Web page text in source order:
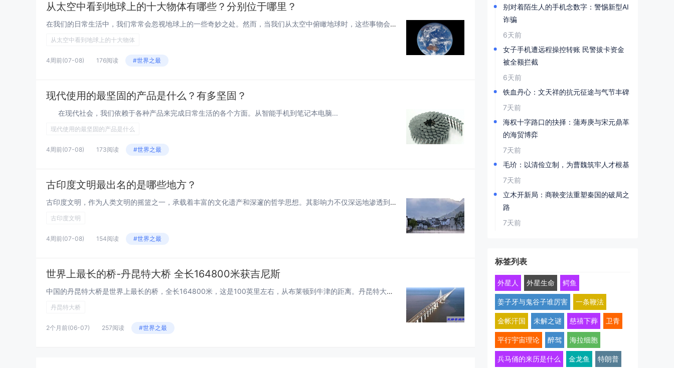
从太空中看到地球上的十大物体有哪些？分别位于哪里？
在我们的日常生活中，我们常常会忽视地球上的一些奇妙之处。然而，当我们从太空中俯瞰地球时，这些事物会呈现出全新的姿态和意义...
从太空中看到地球上的十大物体
4周前(07-08) 176阅读 #世界之最
现代使用的最坚固的产品是什么？有多坚固？
在现代社会，我们依赖于各种产品来完成日常生活的各个方面。从智能手机到笔记本电脑...
现代使用的最坚固的产品是什么
4周前(07-08) 173阅读 #世界之最
古印度文明最出名的是哪些地方？
古印度文明，作为人类文明的摇篮之一，承载着丰富的文化遗产和深邃的哲学思想。其影响力不仅深远地渗透到了亚洲的各个角落，也对...
古印度文明
4周前(07-08) 154阅读 #世界之最
世界上最长的桥-丹昆特大桥 全长164800米获吉尼斯
中国的丹昆特大桥是世界上最长的桥，全长164800米，这是100英里左右，从布莱顿到牛津的距离。丹昆特大桥简介：丹昆特大...
丹昆特大桥
2个月前(06-07) 257阅读 #世界之最
别对着陌生人的手机念数字：警惕新型AI
诈骗
6天前
女子手机遭远程操控转账 民警拔卡资金
被全额拦截
6天前
铁血丹心：文天祥的抗元征途与气节丰碑
7天前
海权十字路口的抉择：蒲寿庚与宋元鼎革
的海贸博弈
7天前
毛玠：以清俭立制，为曹魏筑牢人才根基
7天前
立木开新局：商鞅变法重塑秦国的破局之
路
7天前
标签列表
外星人 外星生命 鳄鱼
姜子牙与鬼谷子谁厉害 一条鞭法
金帐汗国 未解之谜 慈禧下葬 卫青
平行宇宙理论 醉驾 海拉细胞
兵马俑的来历是什么 金龙鱼 特朗普